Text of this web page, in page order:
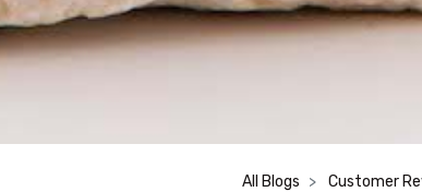
All Blogs Customer